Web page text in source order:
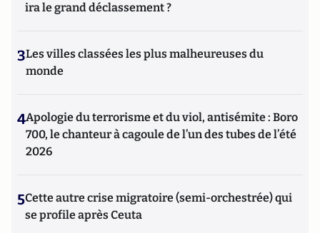
ira le grand déclassement ?
3Les villes classées les plus malheureuses du
monde
4Apologie du terrorisme et du viol, antisémite : Boro
700, le chanteur à cagoule de l’un des tubes de l’été
2026
5Cette autre crise migratoire (semi-orchestrée) qui
se profile après Ceuta